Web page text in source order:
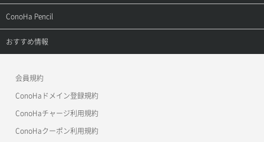
よくある質問
APIドキュメントVPS2.0
APIドキュメントVPS3.0
APIドキュメントVPS2.0
APIドキュメントVPS3.0
ご利用ガイド
サポートトップ
ご利用ガイド
ConoHa Pencil
サポートトップ
おすすめ情報
美雲このは徹底ガイド
会員規約
ConoHaドメイン登録規約
ConoHaチャージ利用規約
ConoHaクーポン利用規約